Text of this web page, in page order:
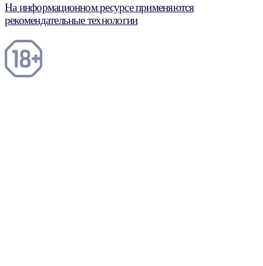
На информационном ресурсе применяются
рекомендательные технологии